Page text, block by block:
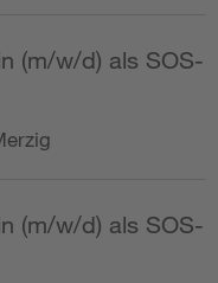
(m/w/d) als SOS-
(m/w/d) als SOS-